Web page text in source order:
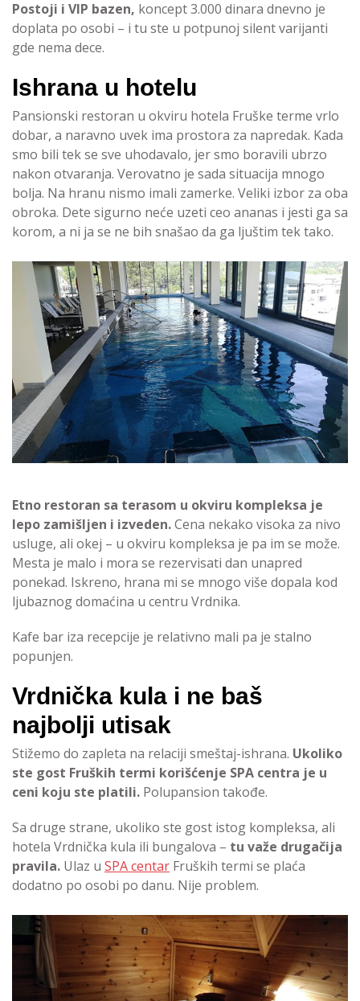
Postoji i VIP bazen, koncept 3.000 dinara dnevno je
doplata po osobi – i tu ste u potpunoj silent varijanti
gde nema dece.
Ishrana u hotelu
Pansionski restoran u okviru hotela Fruške terme vrlo
dobar, a naravno uvek ima prostora za napredak. Kada
smo bili tek se sve uhodavalo, jer smo boravili ubrzo
nakon otvaranja. Verovatno je sada situacija mnogo
bolja. Na hranu nismo imali zamerke. Veliki izbor za oba
obroka. Dete sigurno neće uzeti ceo ananas i jesti ga sa
korom, a ni ja se ne bih snašao da ga ljuštim tek tako.
Etno restoran sa terasom u okviru kompleksa je
lepo zamišljen i izveden.Cena nekako visoka za nivo
usluge, ali okej – u okviru kompleksa je pa im se može.
Mesta je malo i mora se rezervisati dan unapred
ponekad. Iskreno, hrana mi se mnogo više dopala kod
ljubaznog domaćina u centru Vrdnika.
Kafe bar iza recepcije je relativno mali pa je stalno
popunjen.
Vrdnička kula i ne baš
najbolji utisak
Stižemo do zapleta na relaciji smeštaj-ishrana. Ukoliko
ste gost Fruških termi korišćenje SPA centra je u
ceni koju ste platili. Polupansion takođe.
Sa druge strane, ukoliko ste gost istog kompleksa, ali
hotela Vrdnička kula ili bungalova – tu važe drugačija
pravila. Ulaz u SPA centar Fruških termi se plaća
dodatno po osobi po danu. Nije problem.